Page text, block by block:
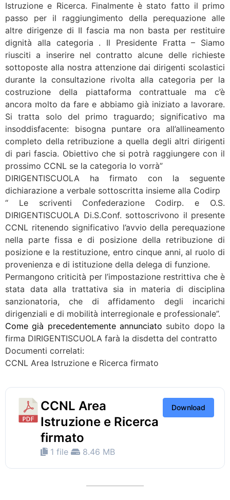
Istruzione e Ricerca. Finalmente è stato fatto il primo
passo per il raggiungimento della perequazione alle
altre dirigenze di II fascia ma non basta per restituire
dignità alla categoria . Il Presidente Fratta – Siamo
riusciti a inserire nel contratto alcune delle richieste
sottoposte alla nostra attenzione dai dirigenti scolastici
durante la consultazione rivolta alla categoria per la
costruzione della piattaforma contrattuale ma c’è
ancora molto da fare e abbiamo già iniziato a lavorare.
Si tratta solo del primo traguardo; significativo ma
insoddisfacente: bisogna puntare ora all’allineamento
completo della retribuzione a quella degli altri dirigenti
di pari fascia. Obiettivo che si potrà raggiungere con il
prossimo CCNL se la categoria lo vorrà”
DIRIGENTISCUOLA ha firmato con la seguente
dichiarazione a verbale sottoscritta insieme alla Codirp
“ Le scriventi Confederazione Codirp. e O.S.
DIRIGENTISCUOLA Di.S.Conf. sottoscrivono il presente
CCNL ritenendo significativo l’avvio della perequazione
nella parte fissa e di posizione della retribuzione di
posizione e la restituzione, entro cinque anni, al ruolo di
provenienza e di istituzione della delega di funzione.
Permangono criticità per l’impostazione restrittiva che è
stata data alla trattativa sia in materia di disciplina
sanzionatoria, che di affidamento degli incarichi
dirigenziali e di mobilità interregionale e professionale”.
Come già precedentemente annunciato subito dopo la
firma DIRIGENTISCUOLA farà la disdetta del contratto
Documenti correlati:
CCNL Area Istruzione e Ricerca firmato
CCNL Area
Istruzione e Ricerca
firmato
1 file 8.46 MB
Download